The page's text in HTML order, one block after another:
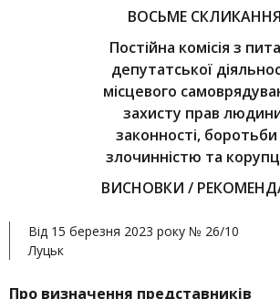
ВОСЬМЕ СКЛИКАННЯ
Постійна комісія з
депутатської
місцевого
захисту прав
законності, боротьби
злочинністю та
ВИСНОВКИ /
Від 15 березня 2023 року № 26/10
Луцьк
Про визначення представників